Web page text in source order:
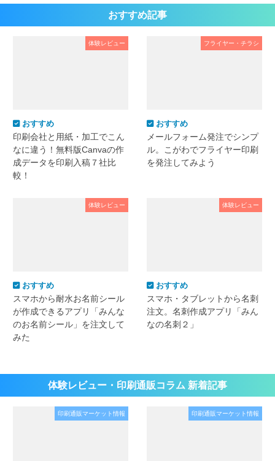
おすすめ記事
体験レビュー
おすすめ
印刷会社と用紙・加工でこん
なに違う！無料版Canvaの作
成データを印刷入稿７社比
較！
フライヤー・チラシ
おすすめ
メールフォーム発注でシンプ
ル。こがわでフライヤー印刷
を発注してみよう
体験レビュー
おすすめ
スマホから耐水お名前シール
が作成できるアプリ「みんな
のお名前シール」を注文して
みた
体験レビュー
おすすめ
スマホ・タブレットから名刺
注文。名刺作成アプリ「みん
なの名刺２」
体験レビュー・印刷通販コラム 新着記事
印刷通販マーケット情報 印刷通販マーケット情報